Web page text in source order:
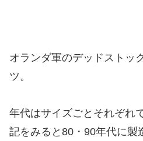
オランダ軍のデッドストッ
ツ。
年代はサイズごとそれぞれ
記をみると80・90年代に製